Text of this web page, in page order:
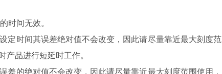
时间无效。
定时间其误差绝对值不会改变，因此请尽量靠近最大刻度范
品进行短延时工作。
的绝对值不会改变，因此请尽量靠近最大刻度范围使用，